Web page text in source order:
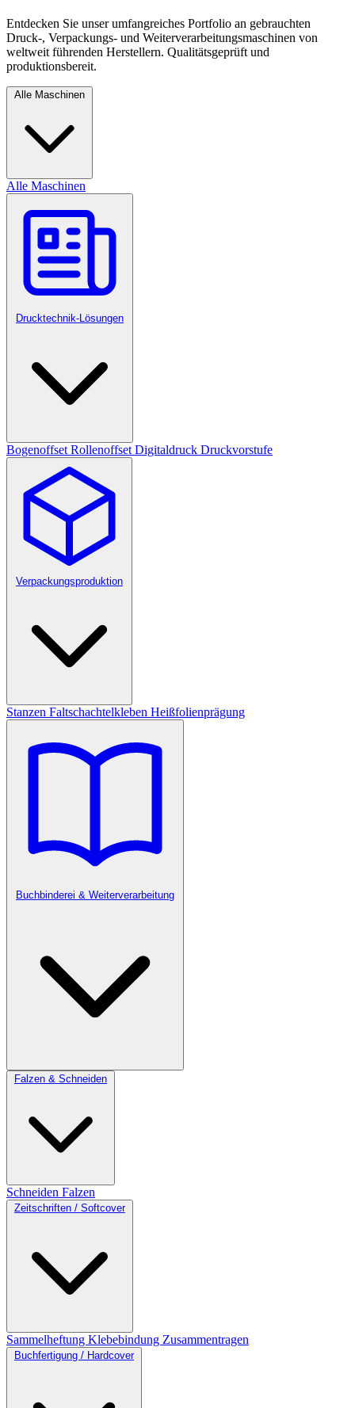
Entdecken Sie unser umfangreiches Portfolio an gebrauchten
Druck-, Verpackungs- und Weiterverarbeitungsmaschinen von
weltweit führenden Herstellern. Qualitätsgeprüft und
produktionsbereit.
Alle Maschinen
Alle Maschinen
Drucktechnik-Lösungen
Bogenoffset Rollenoffset Digitaldruck Druckvorstufe
Verpackungsproduktion
Stanzen Faltschachtelkleben Heißfolienprägung
Buchbinderei & Weiterverarbeitung
Falzen & Schneiden
Schneiden Falzen
Zeitschriften / Softcover
Sammelheftung Klebebindung Zusammentragen
Buchfertigung / Hardcover